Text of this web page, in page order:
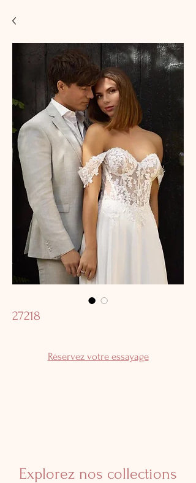
27218
Réservez votre essayage
Explorez nos collections